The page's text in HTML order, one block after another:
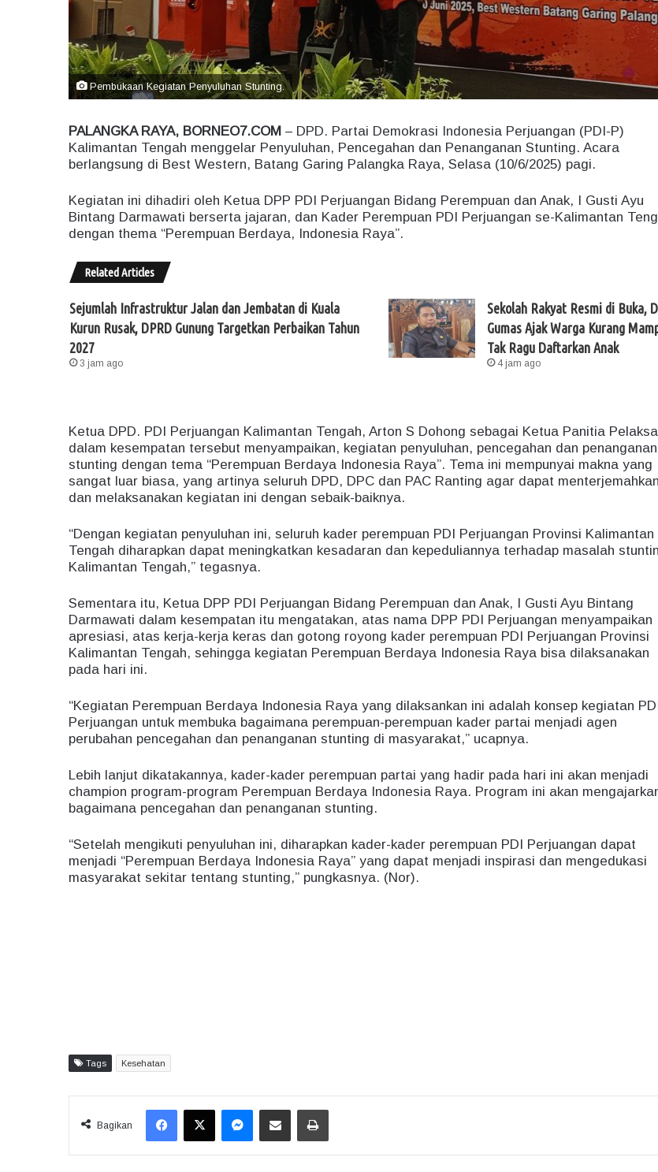
Pembukaan Kegiatan Penyuluhan Stunting.
PALANGKA RAYA, BORNEO7.COM – DPD. Partai Demokrasi Indonesia Perjuangan (PDI-P)
Kalimantan Tengah menggelar Penyuluhan, Pencegahan dan Penanganan Stunting. Acara
berlangsung di Best Western, Batang Garing Palangka Raya, Selasa (10/6/2025) pagi.
Kegiatan ini dihadiri oleh Ketua DPP PDI Perjuangan Bidang Perempuan dan Anak, I Gusti Ayu
Bintang Darmawati berserta jajaran, dan Kader Perempuan PDI Perjuangan se-Kalimantan
dengan thema “Perempuan Berdaya, Indonesia Raya”.
Related Articles
Sejumlah Infrastruktur Jalan dan Jembatan di Kuala
Kurun Rusak, DPRD Gunung Targetkan Perbaikan Tahun
2027
3 jam ago
Sekolah Rakyat Resmi di Buka,
Gumas Ajak Warga Kurang
Tak Ragu Daftarkan Anak
4 jam ago
Ketua DPD. PDI Perjuangan Kalimantan Tengah, Arton S Dohong sebagai Ketua Panitia
dalam kesempatan tersebut menyampaikan, kegiatan penyuluhan, pencegahan dan penanganan
stunting dengan tema “Perempuan Berdaya Indonesia Raya”. Tema ini mempunyai makna yang
sangat luar biasa, yang artinya seluruh DPD, DPC dan PAC Ranting agar dapat menterjemahkan
dan melaksanakan kegiatan ini dengan sebaik-baiknya.
“Dengan kegiatan penyuluhan ini, seluruh kader perempuan PDI Perjuangan Provinsi Kalimantan
Tengah diharapkan dapat meningkatkan kesadaran dan kepeduliannya terhadap masalah
Kalimantan Tengah,” tegasnya.
Sementara itu, Ketua DPP PDI Perjuangan Bidang Perempuan dan Anak, I Gusti Ayu Bintang
Darmawati dalam kesempatan itu mengatakan, atas nama DPP PDI Perjuangan menyampaikan
apresiasi, atas kerja-kerja keras dan gotong royong kader perempuan PDI Perjuangan Provinsi
Kalimantan Tengah, sehingga kegiatan Perempuan Berdaya Indonesia Raya bisa dilaksanakan
pada hari ini.
“Kegiatan Perempuan Berdaya Indonesia Raya yang dilaksankan ini adalah konsep kegiatan PDI
Perjuangan untuk membuka bagaimana perempuan-perempuan kader partai menjadi agen
perubahan pencegahan dan penanganan stunting di masyarakat,” ucapnya.
Lebih lanjut dikatakannya, kader-kader perempuan partai yang hadir pada hari ini akan menjadi
champion program-program Perempuan Berdaya Indonesia Raya. Program ini akan
bagaimana pencegahan dan penanganan stunting.
“Setelah mengikuti penyuluhan ini, diharapkan kader-kader perempuan PDI Perjuangan dapat
menjadi “Perempuan Berdaya Indonesia Raya” yang dapat menjadi inspirasi dan mengedukasi
masyarakat sekitar tentang stunting,” pungkasnya. (Nor).
Tags Kesehatan
Bagikan
X